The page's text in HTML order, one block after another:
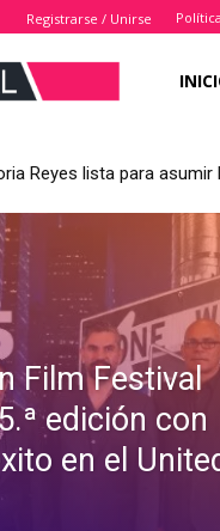
Registrarse / Unirse
Reyes lista para asumir
Film Festival
edición con
en el